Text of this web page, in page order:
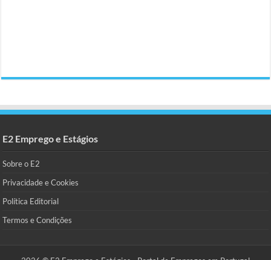
E2 Emprego e Estágios
Sobre o E2
Privacidade e Cookies
Política Editorial
Termos e Condições